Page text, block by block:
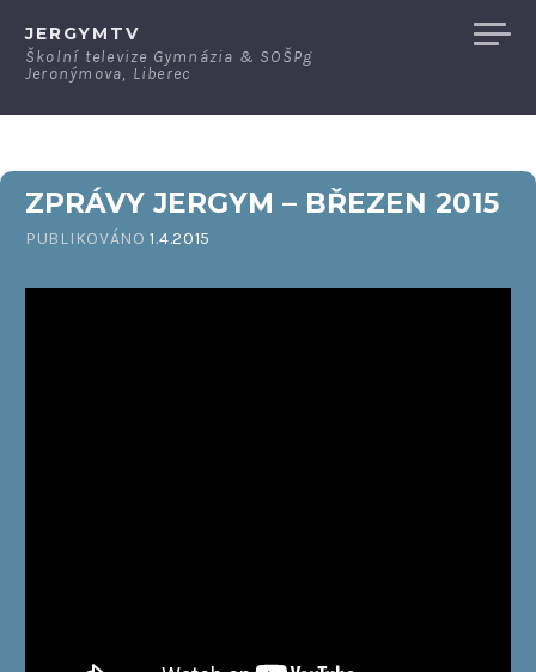
JERGYMTV
Školní televize Gymnázia & SOŠPg
Jeronýmova, Liberec
ZPRÁVY JERGYM – BŘEZEN 2015
PUBLIKOVÁNO1.4.2015